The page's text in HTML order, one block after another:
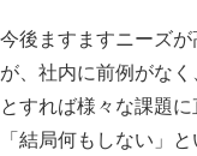
今後ますますニーズ
が、社内に前例がな
とすれば様々な課題
「結局何もしない」